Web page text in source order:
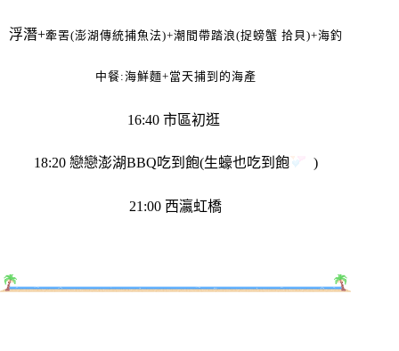
浮潛+牽罟(澎湖傳統捕魚法)+潮間帶踏浪(捉螃蟹 拾貝)+海釣
中餐:海鮮麵+當天捕到的海產
16:40 市區初逛
18:20 戀戀澎湖BBQ吃到飽(生蠔也吃到飽 )
21:00 西瀛虹橋